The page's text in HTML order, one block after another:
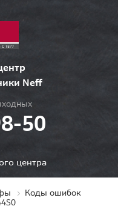
Neff
50
центра
Коды ошибок